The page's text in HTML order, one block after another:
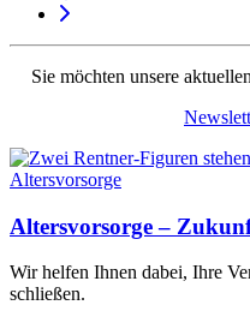
Sie möchten unsere
Altersvorsorge –
Wir helfen Ihnen dabei, Ihre
schließen.